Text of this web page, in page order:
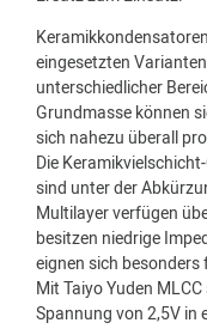
eingesetzten
unterschiedlicher
Grundmasse können
sich nahezu überall
Die
sind unter der
Multilayer verfügen
besitzen niedrige
eignen sich
Mit Taiyo Yuden
Spannung von 2,5V in